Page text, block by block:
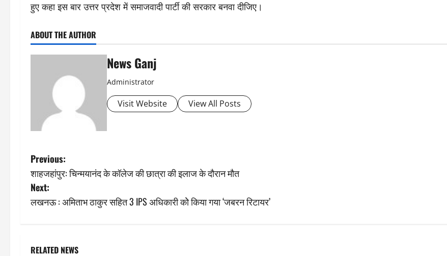
हुए कहा इस बार उत्तर प्रदेश में समाजवादी पार्टी की सरकार बनवा दीजिए।
ABOUT THE AUTHOR
News Ganj
Administrator
Visit Website View All Posts
P
o
s
n
Previous:
शाहजहांपुर: चिन्मयानंद के कॉलेज की छात्रा की इलाज के दौरान मौत
Next:
लखनऊ : अमिताभ ठाकुर सहित 3 IPS अधिकारी कोे किया गया ‘जबरन रिटायर’
RELATED NEWS